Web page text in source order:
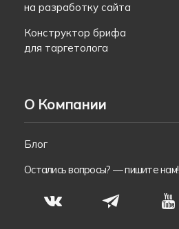
на разработку сайта
Конструктор брифа
для таргетолога
О Компании
Блог
Остались вопросы? —пишите нам!
S N T